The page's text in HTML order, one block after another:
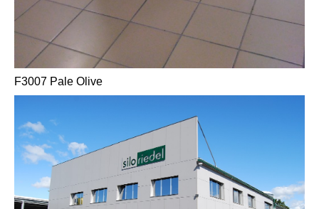
F3007 Pale Olive